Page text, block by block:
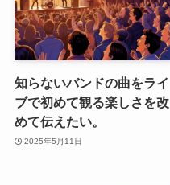
知らないバンドの曲をライ
ブで初めて観る楽しさを改
めて伝えたい。
2025年5月11日